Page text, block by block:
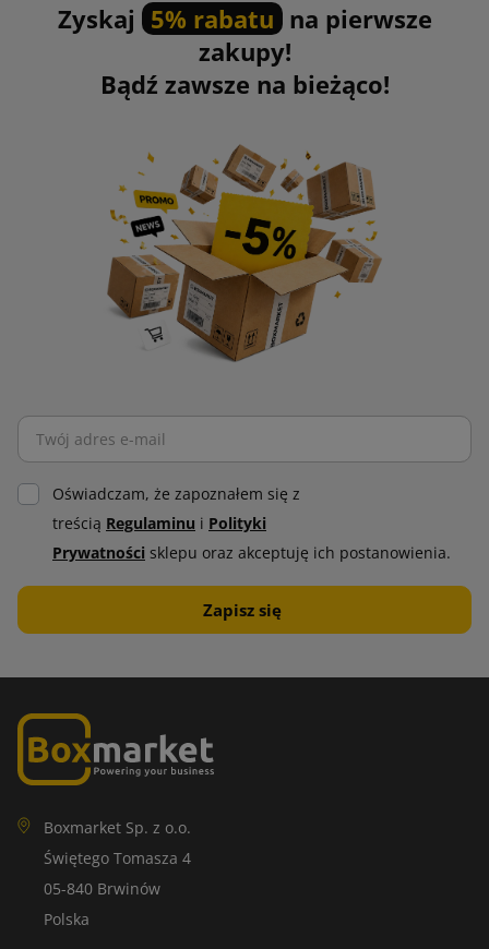
Zyskaj 5% rabatu na pierwsze
zakupy!
Bądź zawsze na bieżąco!
Oświadczam, że zapoznałem się z
treścią Regulaminu i Polityki
Prywatności sklepu oraz akceptuję ich postanowienia.
Boxmarket Sp. z o.o.
Świętego Tomasza 4
05-840 Brwinów
Polska